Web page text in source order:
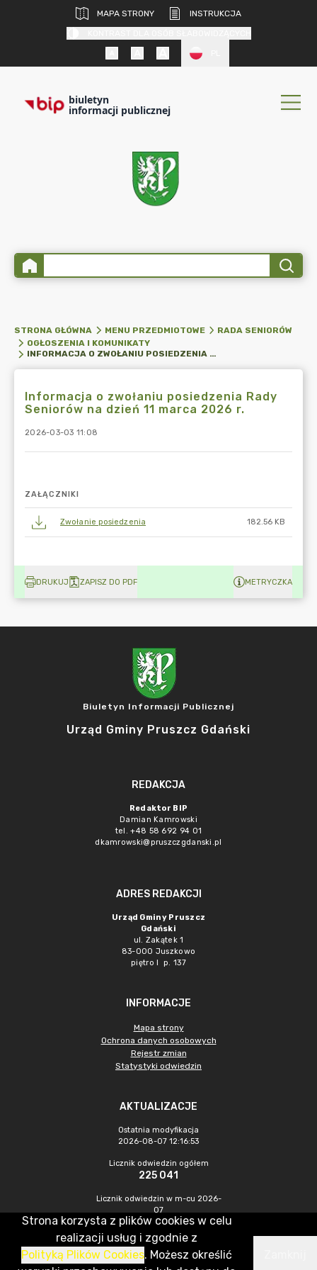
MAPA STRONY
INSTRUKCJA
biuletyn
informacji publicznej
STRONA GŁÓWNA MENU PRZEDMIOTOWE
RADA SENIORÓW
OGŁOSZENIA I KOMUNIKATY
INFORMACJA O ZWOŁANIU POSIEDZENIA RADY SENIORÓW NA DZIEŃ 11 MARCA 2026 R.
Informacja o zwołaniu posiedzenia Rady
Seniorów na dzień 11 marca 2026 r.
2026-03-03 11:08
ZAŁĄCZNIKI
Zwołanie posiedzenia 182.56 KB
DRUKUJ ZAPISZ DO PDF METRYCZKA
Biuletyn Informacji Publicznej
Urząd Gminy Pruszcz Gdański
REDAKCJA
Redaktor BIP
Damian Kamrowski
tel. +48 58 692 94 01
dkamrowski@pruszczgdanski.pl
ADRES REDAKCJI
Urząd Gminy Pruszcz
Gdański
ul. Zakątek 1
83-000 Juszkowo
piętro I p. 137
INFORMACJE
Mapa strony
Ochrona danych osobowych
Rejestr zmian
Statystyki odwiedzin
AKTUALIZACJE
Ostatnia modyfikacja
2026-08-07 12:16:53
Licznik odwiedzin ogółem
225 041
Licznik odwiedzin w m-cu 2026-
07
1 194
CMS & Hosting: Nefeni Sp. z o.o.
Strona korzysta z plików cookies w celu
realizacji usług i zgodnie z
Polityką Plików Cookies. Możesz określić